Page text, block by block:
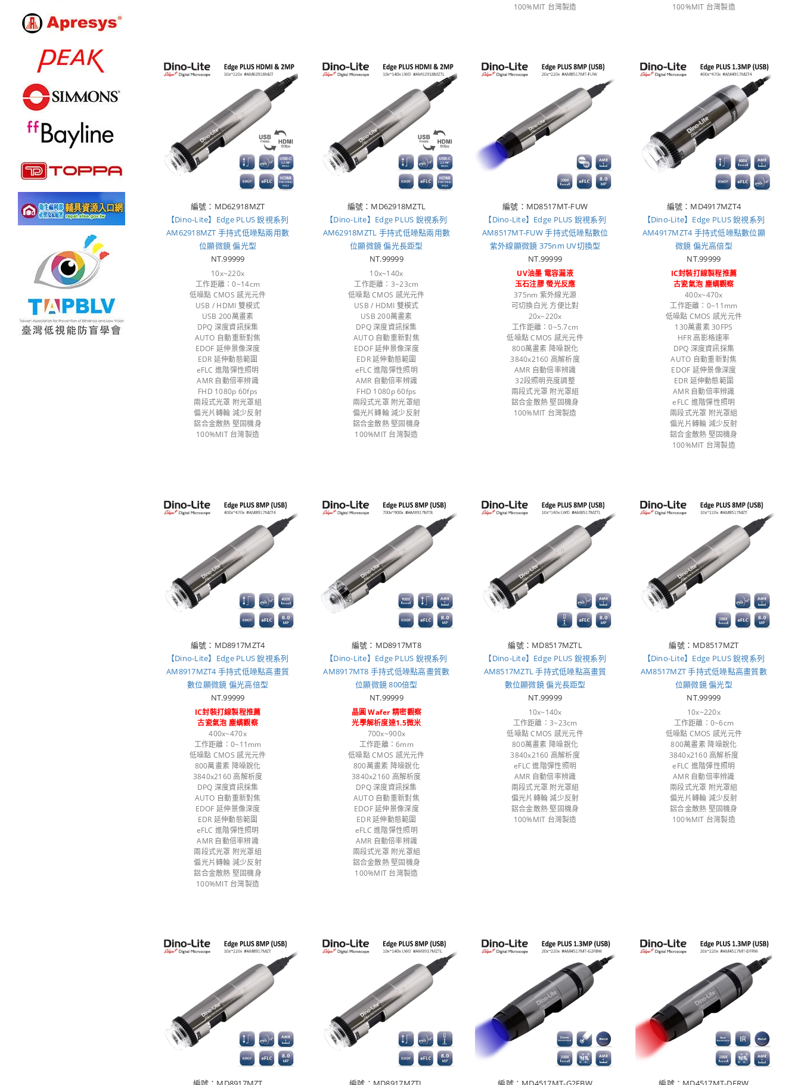
100%MIT 台灣製造
100%MIT 台灣製造
編號：MD62918MZT
【Dino-Lite】Edge PLUS 銳視系列
AM62918MZT 手持式低噪點兩用數
位顯微鏡 偏光型
NT.99999
10x~220x
工作距離：0~14cm
低噪點 CMOS 感光元件
USB / HDMI 雙模式
USB 200萬畫素
DPQ 深度資訊採集
AUTO 自動重新對焦
EDOF 延伸景像深度
EDR 延伸動態範圍
eFLC 進階彈性照明
AMR 自動倍率辨識
FHD 1080p 60fps
兩段式光罩 附光罩組
偏光片轉輪 減少反射
鋁合金散熱 堅固機身
100%MIT 台灣製造
編號：MD62918MZTL
【Dino-Lite】Edge PLUS 銳視系列
AM62918MZTL 手持式低噪點兩用數
位顯微鏡 偏光長距型
NT.99999
10x~140x
工作距離：3~23cm
低噪點 CMOS 感光元件
USB / HDMI 雙模式
USB 200萬畫素
DPQ 深度資訊採集
AUTO 自動重新對焦
EDOF 延伸景像深度
EDR 延伸動態範圍
eFLC 進階彈性照明
AMR 自動倍率辨識
FHD 1080p 60fps
兩段式光罩 附光罩組
偏光片轉輪 減少反射
鋁合金散熱 堅固機身
100%MIT 台灣製造
編號：MD8517MT-FUW
【Dino-Lite】Edge PLUS 銳視系列
AM8517MT-FUW 手持式低噪點數位
紫外線顯微鏡 375nm UV切換型
NT.99999
UV油墨 電容漏液
玉石注膠 螢光反應
375nm 紫外線光源
可切換白光 方便比對
20x~220x
工作距離：0~5.7cm
低噪點 CMOS 感光元件
800萬畫素 降噪銳化
3840x2160 高解析度
AMR 自動倍率辨識
32段照明亮度調整
兩段式光罩 附光罩組
鋁合金散熱 堅固機身
100%MIT 台灣製造
編號：MD4917MZT4
【Dino-Lite】Edge PLUS 銳視系列
AM4917MZT4 手持式低噪點數位顯
微鏡 偏光高倍型
NT.99999
IC封裝打線製程推薦
古瓷氣泡 塵螨觀察
400x~470x
工作距離：0~11mm
低噪點 CMOS 感光元件
130萬畫素 30FPS
HFR 高影格速率
DPQ 深度資訊採集
AUTO 自動重新對焦
EDOF 延伸景像深度
EDR 延伸動態範圍
AMR 自動倍率辨識
eFLC 進階彈性照明
兩段式光罩 附光罩組
偏光片轉輪 減少反射
鋁合金散熱 堅固機身
100%MIT 台灣製造
編號：MD8917MZT4
【Dino-Lite】Edge PLUS 銳視系列
AM8917MZT4 手持式低噪點高畫質
數位顯微鏡 偏光高倍型
NT.99999
IC封裝打線製程推薦
古瓷氣泡 塵螨觀察
400x~470x
工作距離：0~11mm
低噪點 CMOS 感光元件
800萬畫素 降噪銳化
3840x2160 高解析度
DPQ 深度資訊採集
AUTO 自動重新對焦
EDOF 延伸景像深度
EDR 延伸動態範圍
eFLC 進階彈性照明
AMR 自動倍率辨識
兩段式光罩 附光罩組
偏光片轉輪 減少反射
鋁合金散熱 堅固機身
100%MIT 台灣製造
編號：MD8917MT8
【Dino-Lite】Edge PLUS 銳視系列
AM8917MT8 手持式低噪點高畫質數
位顯微鏡 800倍型
NT.99999
晶圓 Wafer 精密觀察
光學解析度達1.5微米
700x~900x
工作距離：6mm
低噪點 CMOS 感光元件
800萬畫素 降噪銳化
3840x2160 高解析度
DPQ 深度資訊採集
AUTO 自動重新對焦
EDOF 延伸景像深度
EDR 延伸動態範圍
eFLC 進階彈性照明
AMR 自動倍率辨識
兩段式光罩 附光罩組
鋁合金散熱 堅固機身
100%MIT 台灣製造
編號：MD8517MZTL
【Dino-Lite】Edge PLUS 銳視系列
AM8517MZTL 手持式低噪點高畫質
數位顯微鏡 偏光長距型
NT.99999
10x~140x
工作距離：3~23cm
低噪點 CMOS 感光元件
800萬畫素 降噪銳化
3840x2160 高解析度
eFLC 進階彈性照明
AMR 自動倍率辨識
兩段式光罩 附光罩組
偏光片轉輪 減少反射
鋁合金散熱 堅固機身
100%MIT 台灣製造
編號：MD8517MZT
【Dino-Lite】Edge PLUS 銳視系列
AM8517MZT 手持式低噪點高畫質數
位顯微鏡 偏光型
NT.99999
10x~220x
工作距離：0~6cm
低噪點 CMOS 感光元件
800萬畫素 降噪銳化
3840x2160 高解析度
eFLC 進階彈性照明
AMR 自動倍率辨識
兩段式光罩 附光罩組
偏光片轉輪 減少反射
鋁合金散熱 堅固機身
100%MIT 台灣製造